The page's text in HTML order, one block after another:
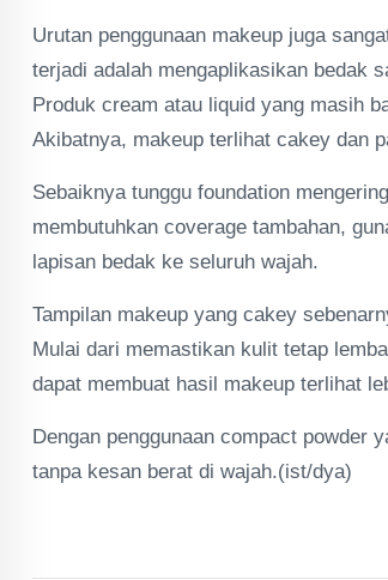
Urutan penggunaan makeup juga
terjadi adalah mengaplikasikan bedak
Produk cream atau liquid yang masih
Akibatnya, makeup terlihat cakey dan
Sebaiknya tunggu foundation
membutuhkan coverage tambahan,
lapisan bedak ke seluruh wajah.
Tampilan makeup yang cakey
Mulai dari memastikan kulit tetap
dapat membuat hasil makeup terlihat
Dengan penggunaan compact powder
tanpa kesan berat di wajah.(ist/dya)